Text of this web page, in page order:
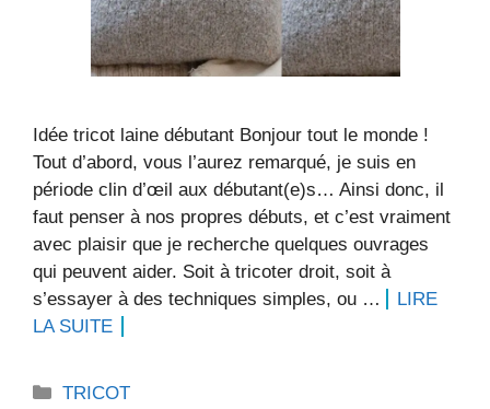
Idée tricot laine débutant Bonjour tout le monde !
Tout d’abord, vous l’aurez remarqué, je suis en
période clin d’œil aux débutant(e)s… Ainsi donc, il
faut penser à nos propres débuts, et c’est vraiment
avec plaisir que je recherche quelques ouvrages
qui peuvent aider. Soit à tricoter droit, soit à
s’essayer à des techniques simples, ou …
LIRE
LA SUITE
Catégories
TRICOT